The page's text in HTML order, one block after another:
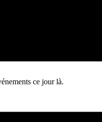
ce jour là.